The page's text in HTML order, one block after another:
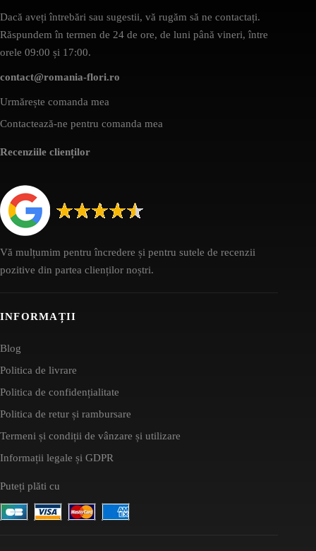
Dacă aveți întrebări sau sugestii, vă rugăm să ne contactați.
Răspundem în termen de 24 de ore, de luni până vineri, între
orele 09:00 și 17:00.
contact@romania-flori.ro
Urmărește comanda mea
Contactează-ne pentru comanda mea
Recenziile clienților
Vă mulțumim pentru încredere și pentru sutele de recenzii
pozitive din partea clienților noștri.
INFORMAȚII
Blog
Politica de livrare
Politica de confidențialitate
Politica de retur și rambursare
Termeni și condiții de vânzare și utilizare
Informații legale și GDPR
Puteți plăti cu